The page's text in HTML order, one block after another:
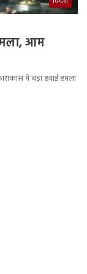
आम
में बड़ा हवाई हमला